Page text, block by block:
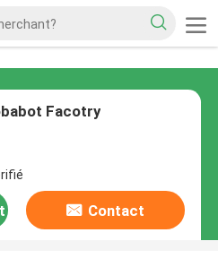
Facotry
Contact